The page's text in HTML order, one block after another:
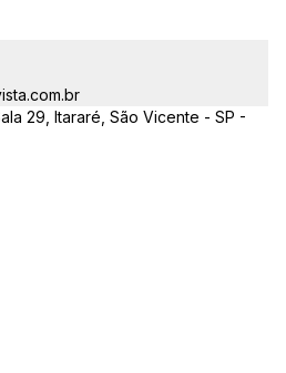
imobiliários.
29, Itararé, São Vicente - SP -